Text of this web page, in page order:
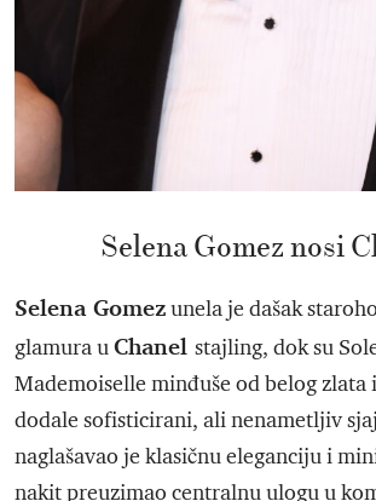
Selena Gomez nosi
Selena Gomezunela je dašak
glamura uChanel stajling, dok su
Mademoiselle minđuše od belog zlata
dodale sofisticirani, ali nenametljiv
naglašavao je klasičnu eleganciju i
nakit preuzimao centralnu ulogu u